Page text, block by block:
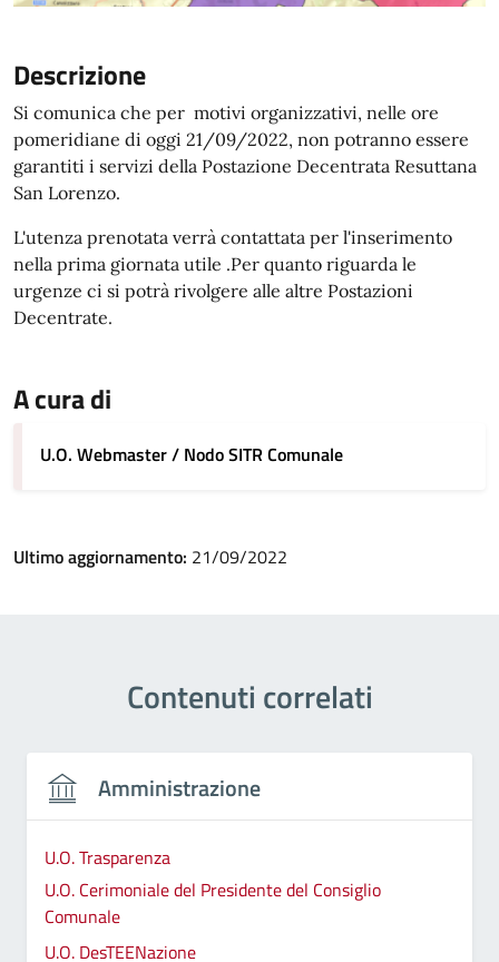
Descrizione
Si comunica che per motivi organizzativi, nelle ore
pomeridiane di oggi 21/09/2022, non potranno essere
garantiti i servizi della Postazione Decentrata Resuttana
San Lorenzo.
L'utenza prenotata verrà contattata per l'inserimento
nella prima giornata utile .Per quanto riguarda le
urgenze ci si potrà rivolgere alle altre Postazioni
Decentrate.
A cura di
U.O. Webmaster / Nodo SITR Comunale
Ultimo aggiornamento: 21/09/2022
Contenuti correlati
Amministrazione
U.O. Trasparenza
U.O. Cerimoniale del Presidente del Consiglio
Comunale
U.O. DesTEENazione